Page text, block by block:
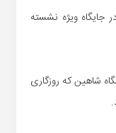
جایگاه ویژه نشسته
شاهین که روزگاری